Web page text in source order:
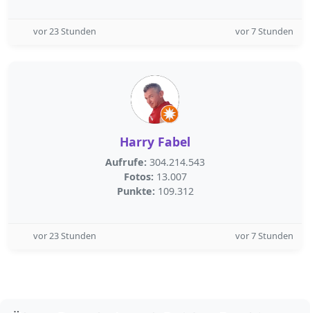
vor 23 Stunden vor 7 Stunden
Harry Fabel
Aufrufe: 304.214.543
Fotos: 13.007
Punkte: 109.312
vor 23 Stunden vor 7 Stunden